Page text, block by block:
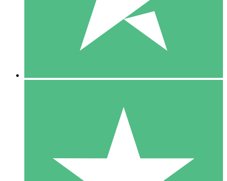
1000
10 Downloads
20 00